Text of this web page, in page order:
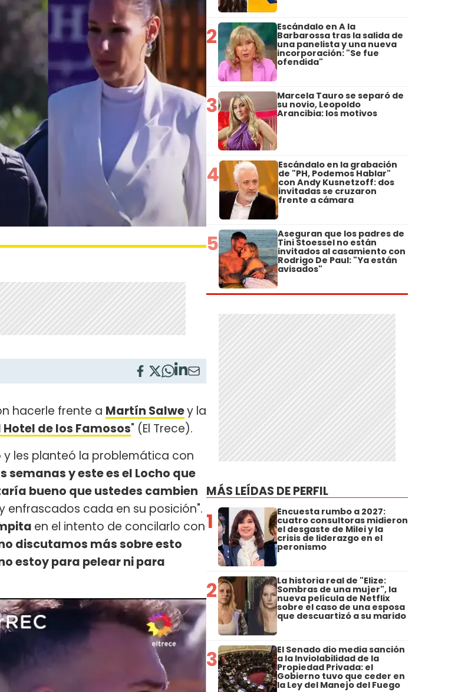
hacerle frente a Martín Salwey la
Hotel de los Famosos" (El Trece).
les planteó la problemática con
semanas y este es el Locho que
bueno que ustedes cambien
enfrascados cada en su posición".
en el intento de concilarlo con
discutamos más sobre esto
estoy para pelear ni para
2 Escándalo en A la
Barbarossa tras la salida de
una panelista y una nueva
incorporación: "Se fue
ofendida"
3 Marcela Tauro se separó de
su novio, Leopoldo
Arancibia: los motivos
4 Escándalo en la grabación
de "PH, Podemos Hablar"
con Andy Kusnetzoff: dos
invitadas se cruzaron
frente a cámara
5 Aseguran que los padres de
Tini Stoessel no están
invitados al casamiento con
Rodrigo De Paul: "Ya están
avisados"
MÁS LEÍDAS DE PERFIL
1 Encuesta rumbo a 2027:
cuatro consultoras midieron
el desgaste de Milei y la
crisis de liderazgo en el
peronismo
2 La historia real de "Elize:
Sombras de una mujer", la
nueva película de Netflix
sobre el caso de una esposa
que descuartizó a su marido
3 El Senado dio media sanción
a la Inviolabilidad de la
Propiedad Privada: el
Gobierno tuvo que ceder en
la Ley del Manejo del Fuego